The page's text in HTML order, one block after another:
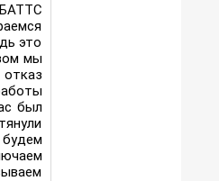
это
мы
был